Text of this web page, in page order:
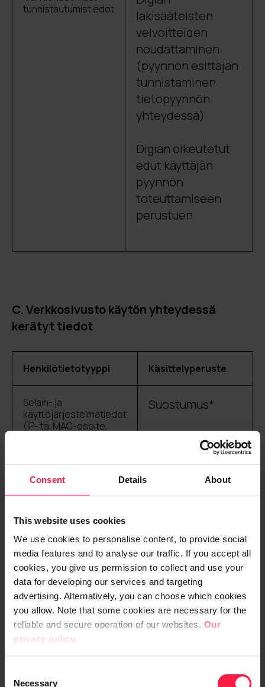
Consent Details About
This website uses cookies
We use cookies to personalise content, to provide social
media features and to analyse our traffic. If you accept all
cookies, you give us permission to collect and use your
data for developing our services and targeting
advertising. Alternatively, you can choose which cookies
you allow. Note that some cookies are necessary for the
reliable and secure operation of our websites. Our
privacy policy.
Necessary
tunnistautumistiedot
lakisääteisten
velvoitteiden
noudattaminen
(pyynnön esittäjän
tunnistaminen
tietopyynnön
yhteydessä)
Digian oikeutetut
edut käyttäjän
pyynnön
toteuttamiseen
perustuen
C. Verkkosivusto käytön yhteydessä
kerätyt tiedot
Henkilötietotyyppi Käsittelyperuste
Selain- ja
käyttöjärjestelmätiedot
(IP- tai MAC-osoite,
ja määrät)
Suostumus*
oikeutetut edut
toiminta)
suorittamiseen
perustuen (vain
toiminnalliset
evästeet)
käyttöjärjestelmä,